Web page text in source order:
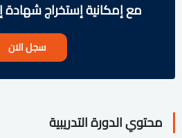
مع إمكانية إستخراج شهادة
سجل الان
محتوي الدورة التدريبية